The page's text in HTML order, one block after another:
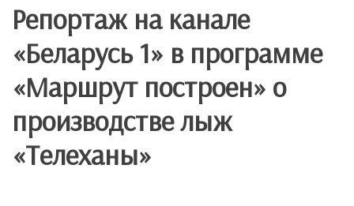
Репортаж на канале
«Беларусь 1» в программе
«Маршрут построен» о
производстве лыж
«Телеханы»